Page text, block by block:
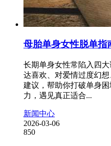
母胎单身女性脱单指
长期单身女性常陷入四
达喜欢、对爱情过度幻
建议，帮助你打破单身
力，遇见真正适合...
新闻中心
2026-03-06
850